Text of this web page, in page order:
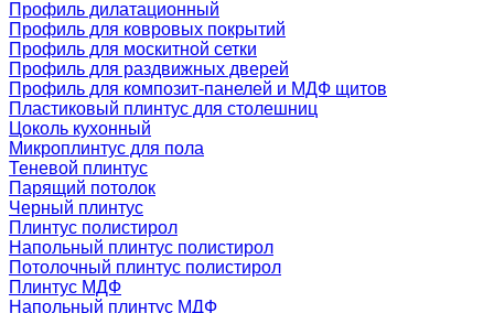
Профиль дилатационный
Профиль для ковровых покрытий
Профиль для москитной сетки
Профиль для раздвижных дверей
Профиль для композит-панелей и МДФ щитов
Пластиковый плинтус для столешниц
Цоколь кухонный
Микроплинтус для пола
Теневой плинтус
Парящий потолок
Черный плинтус
Плинтус полистирол
Напольный плинтус полистирол
Потолочный плинтус полистирол
Плинтус МДФ
Напольный плинтус МДФ